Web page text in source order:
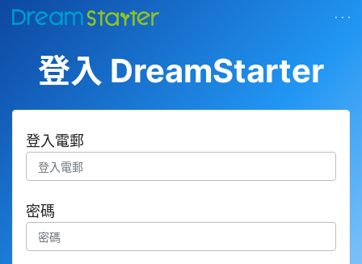
· · ·
登入 DreamStarter
登入電郵
密碼